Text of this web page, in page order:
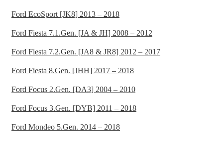
Ford EcoSport [JK8] 2013 – 2018
Ford Fiesta 7.1.Gen. [JA & JH] 2008 – 2012
Ford Fiesta 7.2.Gen. [JA8 & JR8] 2012 – 2017
Ford Fiesta 8.Gen. [JHH] 2017 – 2018
Ford Focus 2.Gen. [DA3] 2004 – 2010
Ford Focus 3.Gen. [DYB] 2011 – 2018
Ford Mondeo 5.Gen. 2014 – 2018